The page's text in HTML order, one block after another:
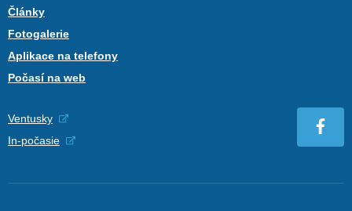
Články
Fotogalerie
Aplikace na telefony
Počasí na web
Ventusky
In-počasie